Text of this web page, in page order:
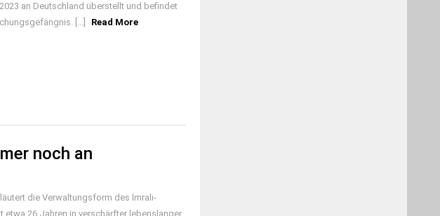
an Deutschland überstellt und befindet
[...]
Read More
noch an
die Verwaltungsform des İmralı-
etwa 26 Jahren in verschärfter lebenslanger